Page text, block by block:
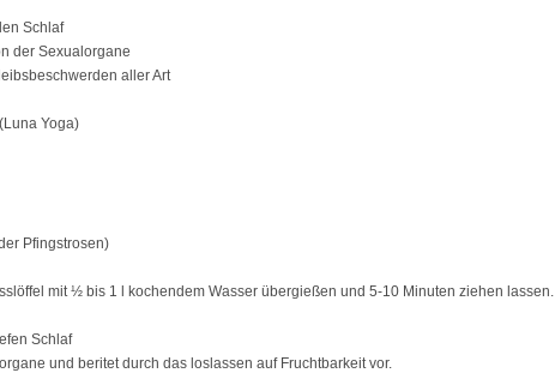
Schlaf
der Sexualorgane
aller Art
Yoga)
Pfingstrosen)
mit ½ bis 1 l kochendem Wasser übergießen und 5-10 Minuten ziehen lassen.
Schlaf
und beritet durch das loslassen auf Fruchtbarkeit vor.